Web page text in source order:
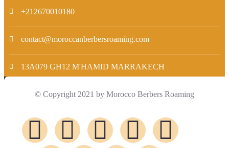
+212670010180
contact@moroccanberbersroaming.com
13A079 GH12 M'HAMID MARRAKECH
© Copyright 2021 by Morocco Berbers Roaming